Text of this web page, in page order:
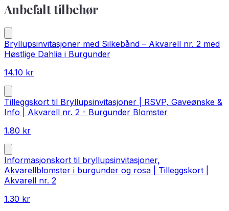
Anbefalt tilbehør
Bryllupsinvitasjoner med Silkebånd – Akvarell nr. 2 med
Høstlige Dahlia i Burgunder
14.10 kr
Tilleggskort til Bryllupsinvitasjoner | RSVP, Gaveønske &
Info | Akvarell nr. 2 - Burgunder Blomster
1.80 kr
Informasjonskort til bryllupsinvitasjoner,
Akvarellblomster i burgunder og rosa | Tilleggskort |
Akvarell nr. 2
1.30 kr